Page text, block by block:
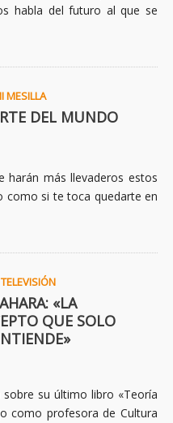
habla del futuro al que se
MESILLA
DEL MUNDO
harán más llevaderos estos
como si te toca quedarte en
TELEVISIÓN
«LA
QUE SOLO
su último libro «Teoría
como profesora de Cultura